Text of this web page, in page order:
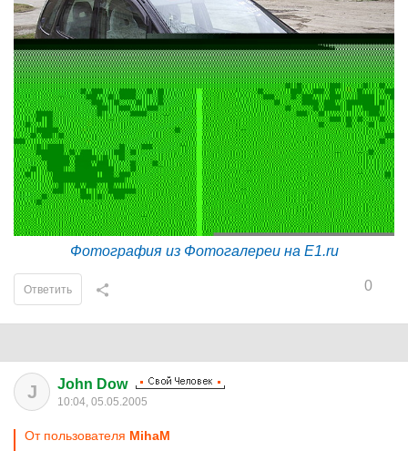
Фотография из Фотогалереи на E1.ru
0
Ответить
J John Dow
10:04, 05.05.2005
От пользователя MihaM